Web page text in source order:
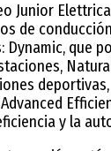
Junior
de
que
y la